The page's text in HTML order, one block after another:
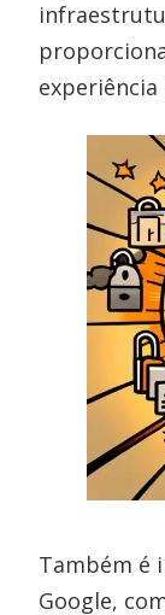
Também é
Google,